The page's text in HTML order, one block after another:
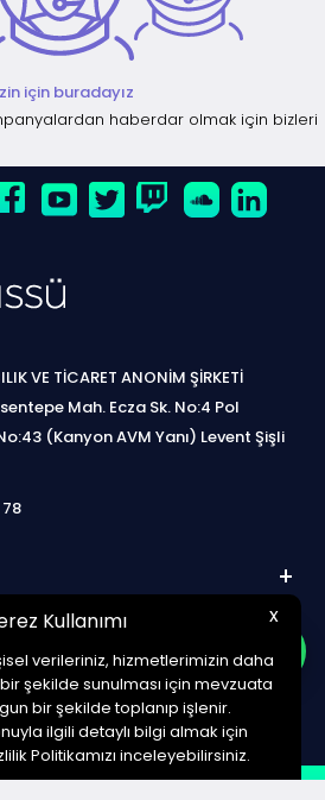
Kullanımı x
verileriniz, hizmetlerimizin daha
şekilde sunulması için mevzuata
bir şekilde toplanıp işlenir.
ilgili detaylı bilgi almak için
Politikamızı inceleyebilirsiniz.
için buradayız
haberdar olmak için bizleri
VE TİCARET ANONİM ŞİRKETİ
Mah. Ecza Sk. No:4 Pol
(Kanyon AVM Yanı) Levent Şişli